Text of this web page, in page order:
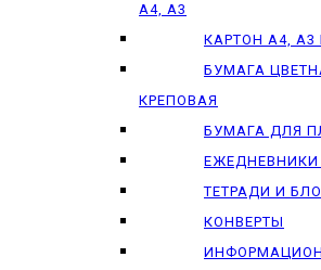
А4, А3
КАРТОН А4,
БУМАГА
КРЕПОВАЯ
БУМАГА ДЛЯ
ТЕТРАДИ И
КОНВЕРТЫ